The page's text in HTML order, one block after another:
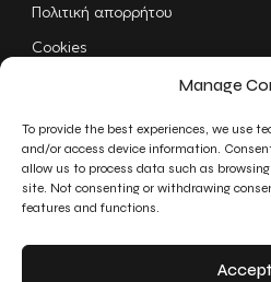
Manage
To provide the best experiences, we use
and/or access device information.
allow us to process data such as
site. Not consenting or withdrawing
features and functions.
Accept
Πολιτική απορρήτου
Cookies
Facebook
Instagram